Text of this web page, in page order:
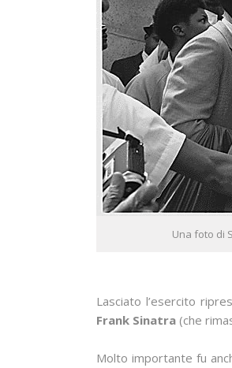
Una foto di
Lasciato l’esercito
Frank Sinatra (che
Molto importante fu